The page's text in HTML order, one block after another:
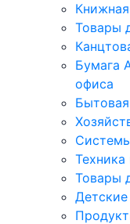
Товары
Бумага
офиса
Товары